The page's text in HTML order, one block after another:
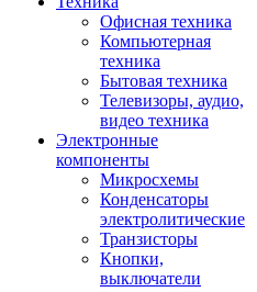
Офисная техника
Компьютерная
техника
Бытовая техника
Телевизоры, аудио,
видео техника
Электронные
компоненты
Микросхемы
Конденсаторы
электролитические
Транзисторы
Кнопки,
выключатели